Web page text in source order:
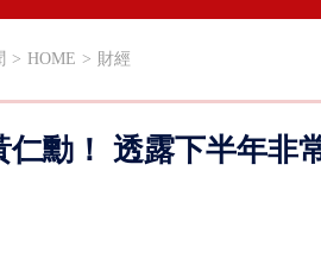
> HOME > 財經
仁勳！ 透露下半年